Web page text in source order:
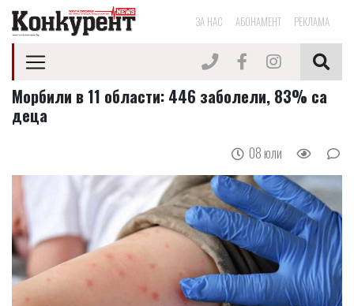
ЗА НАС АБОНАМЕНТ РЕКЛАМА
Морбили в 11 области: 446 заболели, 83% са
деца
08 юли